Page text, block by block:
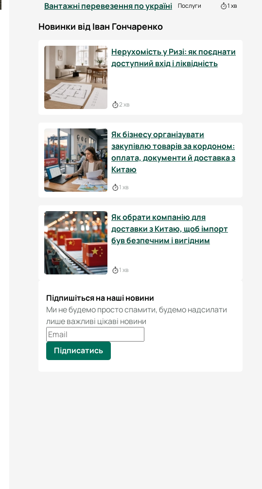
Вантажні перевезення по україні Послуги 1 хв
Новинки від Іван Гончаренко
Нерухомість у Ризі: як поєднати
доступний вхід і ліквідність
2 хв
Як бізнесу організувати
закупівлю товарів за кордоном:
оплата, документи й доставка з
Китаю
1 хв
Як обрати компанію для
доставки з Китаю, щоб імпорт
був безпечним і вигідним
1 хв
Підпишіться на наші новини
Ми не будемо просто спамити, будемо надсилати
лише важливі цікаві новини
Підписатись